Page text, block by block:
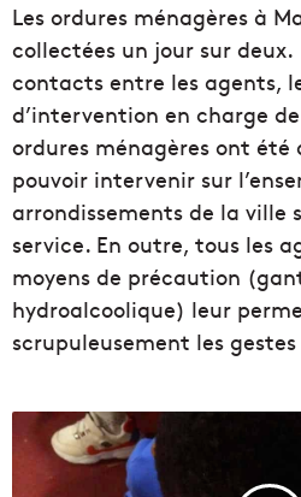
Les ordures ménagères à
collectées un jour sur
contacts entre les agents,
d’intervention en charge
ordures ménagères ont été
pouvoir intervenir sur
arrondissements de la ville
service. En outre, tous les
moyens de précaution
hydroalcoolique) leur
scrupuleusement les